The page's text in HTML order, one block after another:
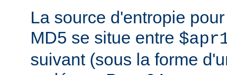
La source d'entropie
MD5 se situe entre
suivant (sous la forme